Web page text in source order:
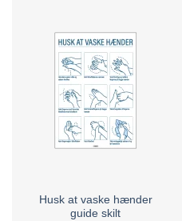
Husk at vaske hænder
guide skilt